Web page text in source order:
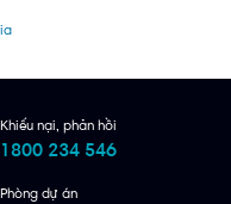
Khiếu nại, phản hồi
1800 234 546
Phòng dự án